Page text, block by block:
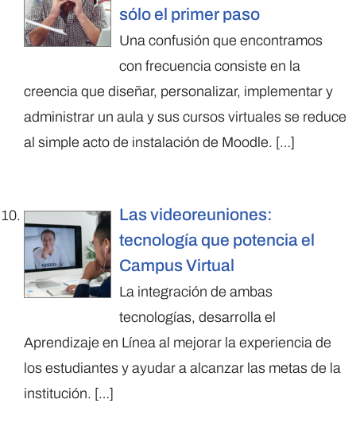
sólo el primer paso
Una confusión que encontramos
con frecuencia consiste en la
creencia que diseñar, personalizar, implementar y
administrar un aula y sus cursos virtuales se reduce
al simple acto de instalación de Moodle. […]
Las videoreuniones:
tecnología que potencia el
Campus Virtual
La integración de ambas
tecnologías, desarrolla el
Aprendizaje en Línea al mejorar la experiencia de
los estudiantes y ayudar a alcanzar las metas de la
institución. […]